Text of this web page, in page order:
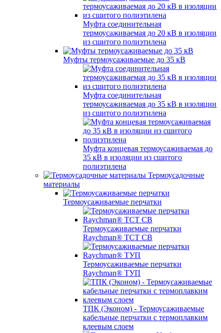
Муфта соединительная
термоусаживаемая до 20 кВ в изоляции
из сшитого полиэтилена
Муфты термоусаживаемые до 35 кВ
Муфта соединительная
термоусаживаемая до 35 кВ в изоляции
из сшитого полиэтилена
Муфта концевая термоусаживаемая до
35 кВ в изоляции из сшитого
полиэтилена
Термоусадочные
материалы
Термоусаживаемые перчатки
Термоусаживаемые перчатки
Raychman® TCT CB
Термоусаживаемые перчатки
Raychman® ТУП
ТПК (Эконом) - Термоусаживаемые
кабельные перчатки с термоплавким
клеевым слоем